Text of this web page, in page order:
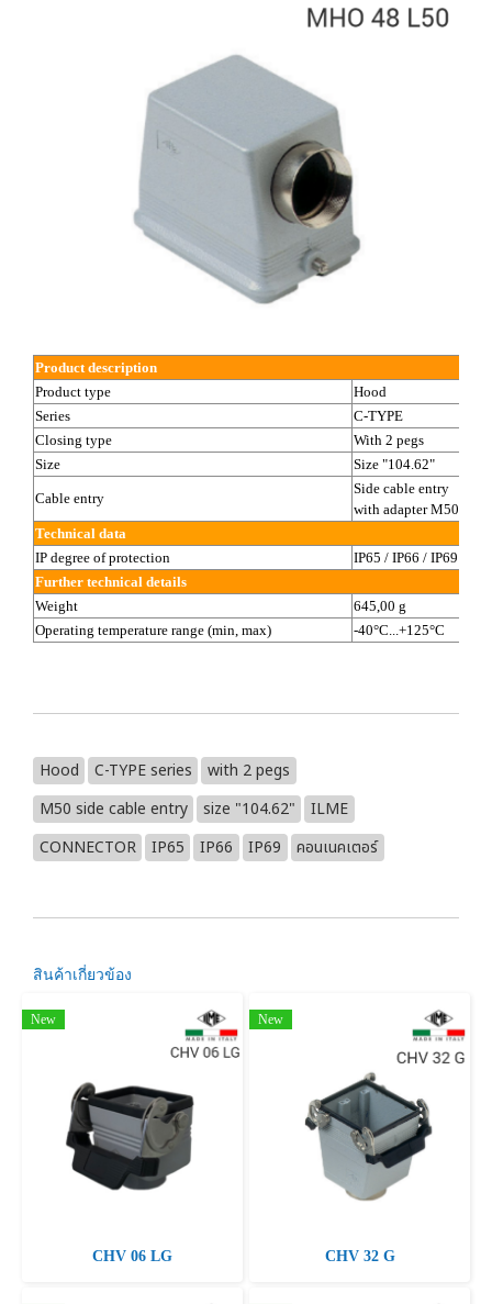
Product description
Product type
Hood
Series
C-TYPE
Closing type
With 2 pegs
Size
Size "104.62"
Cable entry
Side cable entry
with adapterM50
Technical data
IP degree of protection
IP65 / IP66 / IP69
Further technical details
Weight
645,00 g
Operating temperature range (min, max)
-40°C...+125°C
Hood C-TYPE series
with 2 pegs
M50 side cable entry
size "104.62"
ILME
CONNECTOR
IP65 IP66 IP69 คอนเนคเตอร์
สินค้าเกี่ยวข้อง
New
CHV 06 LG
New
CHV 32 G